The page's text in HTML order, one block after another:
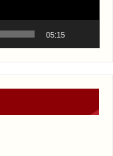
05:15